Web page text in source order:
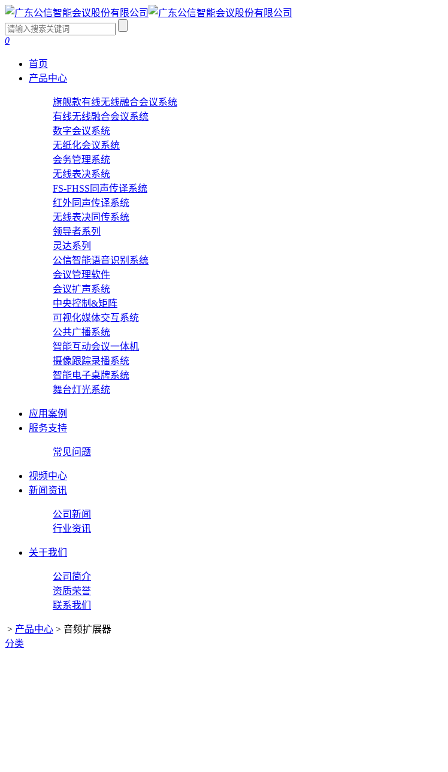
0
首页
产品中心
旗舰款有线无线融合会议系统
有线无线融合会议系统
数字会议系统
无纸化会议系统
会务管理系统
无线表决系统
FS-FHSS同声传译系统
红外同声传译系统
无线表决同传系统
领导者系列
灵达系列
公信智能语音识别系统
会议管理软件
会议扩声系统
中央控制&矩阵
可视化媒体交互系统
公共广播系统
智能互动会议一体机
摄像跟踪录播系统
智能电子桌牌系统
舞台灯光系统
应用案例
服务支持
常见问题
视频中心
新闻资讯
公司新闻
行业资讯
关于我们
公司简介
资质荣誉
联系我们
> 产品中心 > 音频扩展器
分类